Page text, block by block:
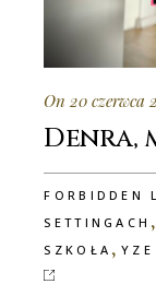
On 20 czerwca
Denra,
FORBIDDEN
SETTINGACH
SZKOŁA ,YZE